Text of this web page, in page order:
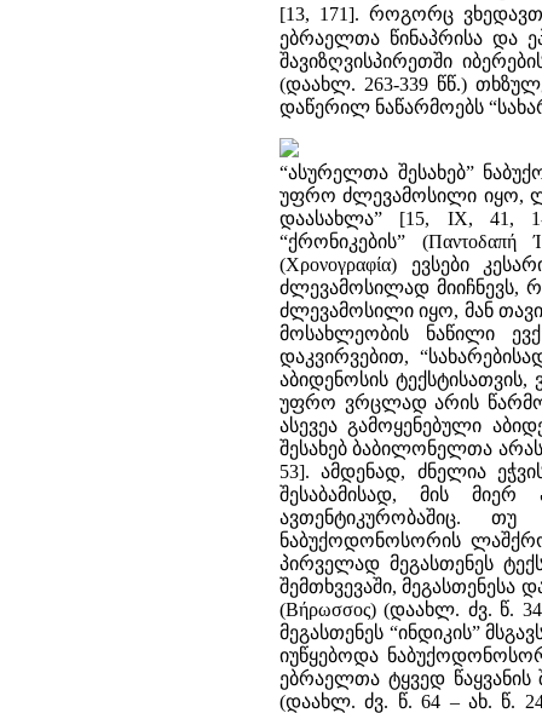
[13, 171]. როგორც
ებრაელთა წინაპრისა და
შავიზღვისპირეთში
(დაახლ. 263-339 წწ.)
დაწერილ ნაწარმოებს
“ასურელთა შესახებ”
უფრო ძლევამოსილი იყო,
დაასახლა” [15, IX, 41,
“ქრონიკების”
(Χρονογραφία) ევსები
ძლევამოსილად მიიჩნევს,
ძლევამოსილი იყო, მან
მოსახლეობის ნაწილი
დაკვირვებით,
აბიდენოსის
უფრო ვრცლად არის
ასევეა გამოყენებული
შესახებ ბაბილონელთა
53]. ამდენად, ძნელია
შესაბამისად, მის მიერ
ავთენტიკურობაშიც.
ნაბუქოდონოსორის
პირველად მეგასთენეს
შემთხვევაში,
(Βήρωσσος) (დაახლ. ძვ. წ.
მეგასთენეს “ინდიკის”
იუწყებოდა
ებრაელთა ტყვედ წაყვანის
(დაახლ. ძვ. წ. 64 – ახ. წ.